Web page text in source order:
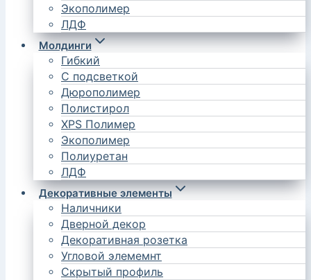
Экополимер
ЛДФ
Молдинги
Гибкий
С подсветкой
Дюрополимер
Полистирол
XPS Полимер
Экополимер
Полиуретан
ЛДФ
Декоративные элементы
Наличники
Дверной декор
Декоративная розетка
Угловой элемемнт
Скрытый профиль